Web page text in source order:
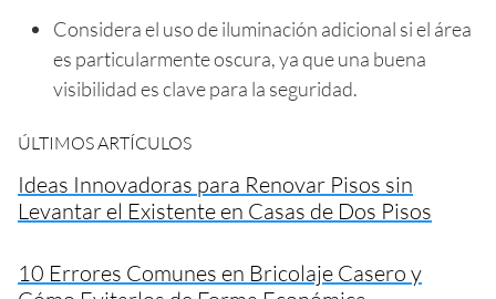
Considera el uso de iluminación adicional si el área
es particularmente oscura, ya que una buena
visibilidad es clave para la seguridad.
ÚLTIMOS ARTÍCULOS
Ideas Innovadoras para Renovar Pisos sin
Levantar el Existente en Casas de Dos Pisos
10 Errores Comunes en Bricolaje Casero y